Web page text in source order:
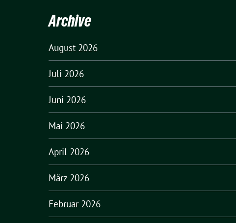
Archive
August 2026
Juli 2026
Juni 2026
Mai 2026
April 2026
März 2026
Februar 2026